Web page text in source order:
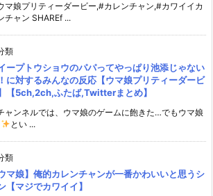
マ娘プリティーダービー,#カレンチャン,#カワイイカ
チャン SHAREf ...
類
ープトウショウのパパってやっぱり池添じゃない
に対するみんなの反応【ウマ娘プリティーダービ
【5ch,2ch,ふたば,Twitterまとめ】
ャンネルでは、ウマ娘のゲームに飽きた…でもウマ娘
とい ...
類
ウマ娘】俺的カレンチャンが一番かわいいと思うシ
【マジでカワイイ】